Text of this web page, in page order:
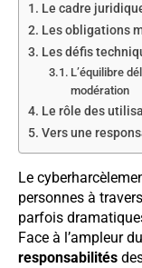
Le cadre
Les obligations
Les défis
L’équilibre
modération
Le rôle des
Vers une
Le
personnes à
parfois
Face à l’ampleur
responsabilités